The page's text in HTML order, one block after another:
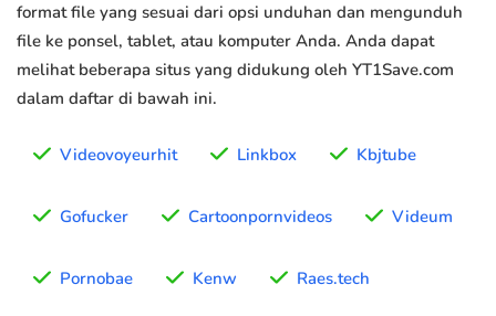
format file yang sesuai dari opsi unduhan dan mengunduh
file ke ponsel, tablet, atau komputer Anda. Anda dapat
melihat beberapa situs yang didukung oleh YT1Save.com
dalam daftar di bawah ini.
Videovoyeurhit Linkbox Kbjtube
Gofucker Cartoonpornvideos Videum
Pornobae Kenw Raes.tech